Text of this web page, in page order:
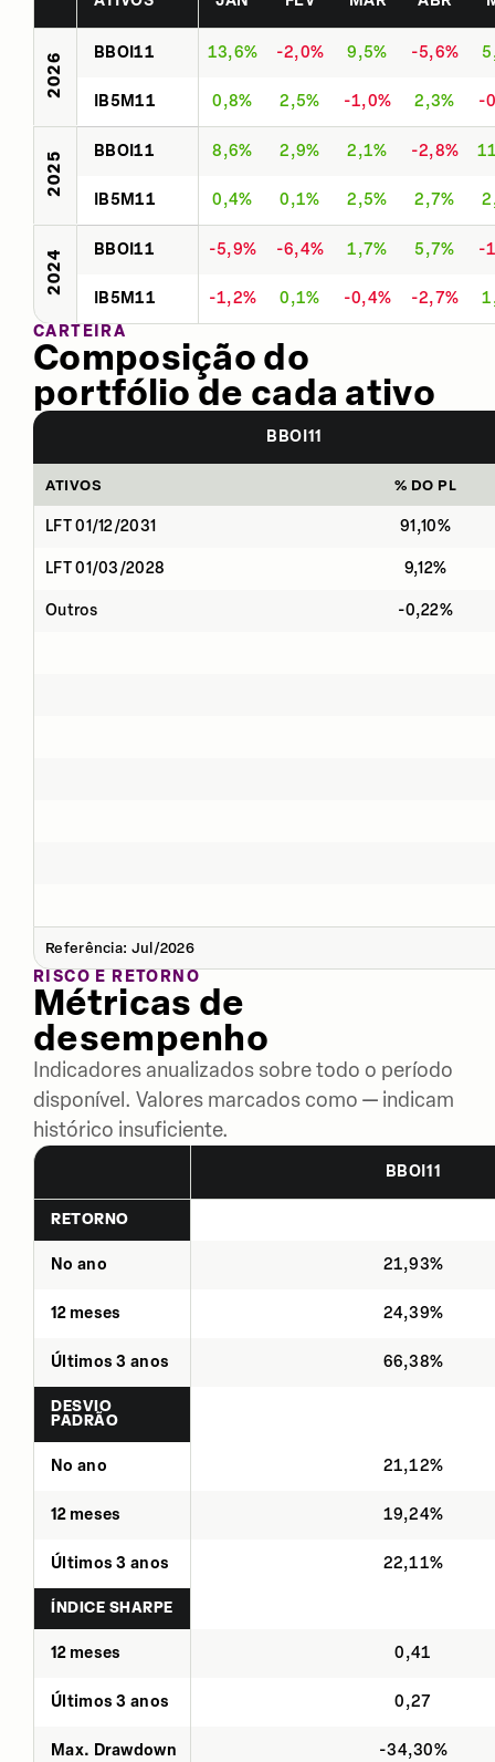
2026 BBOI11 13,6% -2,0% 9,5% -5,6%
IB5M11 0,8% 2,5% -1,0% 2,3% -
2025 BBOI11 8,6% 2,9% 2,1% -2,8%
IB5M11 0,4% 0,1% 2,5% 2,7%
2024 BBOI11 -5,9% -6,4% 1,7% 5,7% -
IB5M11 -1,2% 0,1% -0,4% -2,7%
CARTEIRA
Composição do
portfólio de cada ativo
BBOI11
ATIVOS % DO PL
LFT 01/12/2031 91,10%
LFT 01/03/2028 9,12%
Outros -0,22%
Referência: Jul/2026
RISCO E RETORNO
Métricas de
desempenho
Indicadores anualizados sobre todo o período
disponível. Valores marcados como — indicam
histórico insuficiente.
BBOI11
RETORNO
No ano 21,93%
12 meses 24,39%
Últimos 3 anos 66,38%
DESVIO
PADRÃO
No ano 21,12%
12 meses 19,24%
Últimos 3 anos 22,11%
ÍNDICE SHARPE
12 meses 0,41
Últimos 3 anos 0,27
Max. Drawdown -34,30%